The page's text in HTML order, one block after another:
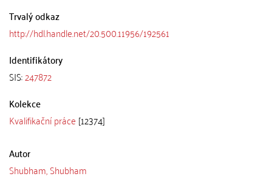
Trvalý odkaz
http://hdl.handle.net/20.500.11956/192561
Identifikátory
SIS:247872
Kolekce
Kvalifikační práce [12374]
Autor
Shubham, Shubham